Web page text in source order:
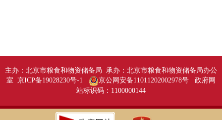
主办：北京市粮食和物资储备局 承办：北京市粮食和物资储备局办公
室 京ICP备19028230号-1
京公网安备11011202002978号政府网
站标识码：1100000144